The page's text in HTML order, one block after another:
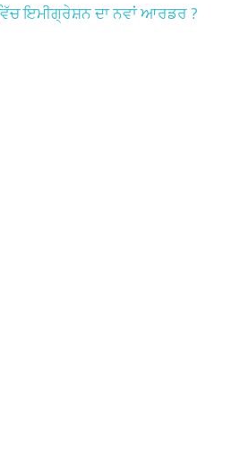
ਇਮੀਗ੍ਰੇਸ਼ਨ ਦਾ ਨਵਾਂ ਆਰਡਰ ?